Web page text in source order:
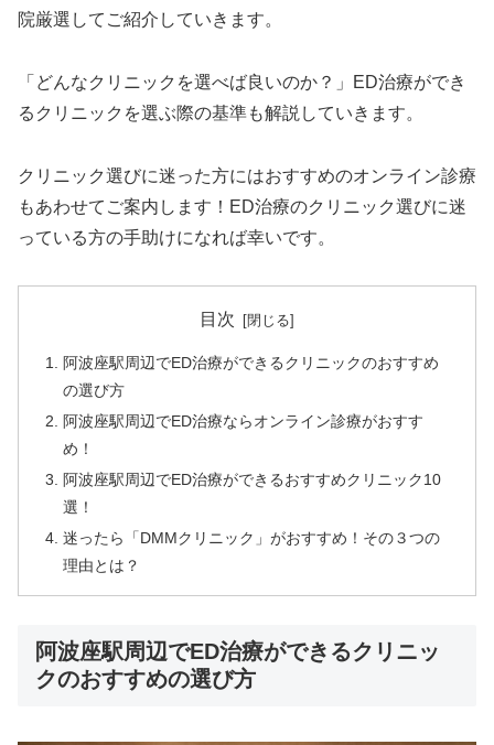
院厳選してご紹介していきます。
「どんなクリニックを選べば良いのか？」ED治療ができ
るクリニックを選ぶ際の基準も解説していきます。
クリニック選びに迷った方にはおすすめのオンライン診療
もあわせてご案内します！ED治療のクリニック選びに迷
っている方の手助けになれば幸いです。
目次
阿波座駅周辺でED治療ができるクリニックのおすすめ
の選び方
阿波座駅周辺でED治療ならオンライン診療がおすす
め！
阿波座駅周辺でED治療ができるおすすめクリニック10
選！
迷ったら「DMMクリニック」がおすすめ！その３つの
理由とは？
阿波座駅周辺でED治療ができるクリニッ
クのおすすめの選び方